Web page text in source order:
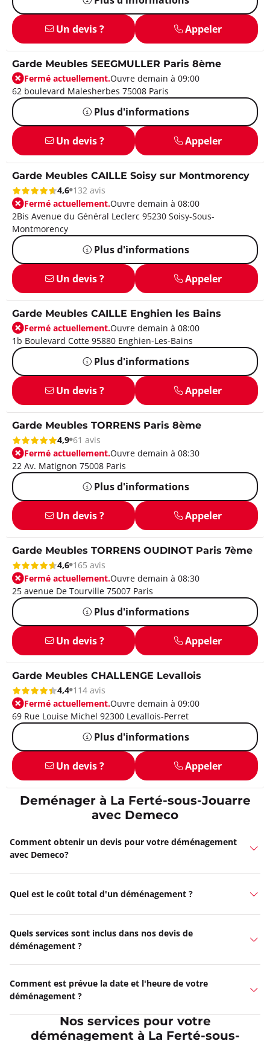
Un devis ? Appeler
Garde Meubles SEEGMULLER Paris 8ème
Fermé actuellement.Ouvre demain à 09:00
62 boulevard Malesherbes 75008 Paris
Plus d'informations
Un devis ? Appeler
Garde Meubles CAILLE Soisy sur Montmorency
4,6 132 avis
Fermé actuellement.Ouvre demain à 08:00
2Bis Avenue du Général Leclerc 95230 Soisy-Sous-
Montmorency
Plus d'informations
Un devis ? Appeler
Garde Meubles CAILLE Enghien les Bains
Fermé actuellement.Ouvre demain à 08:00
1b Boulevard Cotte 95880 Enghien-Les-Bains
Plus d'informations
Un devis ? Appeler
Garde Meubles TORRENS Paris 8ème
4,9 61 avis
Fermé actuellement.Ouvre demain à 08:30
22 Av. Matignon 75008 Paris
Plus d'informations
Un devis ? Appeler
Garde Meubles TORRENS OUDINOT Paris 7ème
4,6 165 avis
Fermé actuellement.Ouvre demain à 08:30
25 avenue De Tourville 75007 Paris
Plus d'informations
Un devis ? Appeler
Garde Meubles CHALLENGE Levallois
4,4 114 avis
Fermé actuellement.Ouvre demain à 09:00
69 Rue Louise Michel 92300 Levallois-Perret
Plus d'informations
Un devis ? Appeler
Deménager à La Ferté-sous-Jouarre
avec Demeco
Comment obtenir un devis pour votre déménagement
avec Demeco?
Quel est le coût total d'un déménagement ?
Quels services sont inclus dans nos devis de
déménagement ?
Comment est prévue la date et l'heure de votre
déménagement ?
Nos services pour votre
déménagement à La Ferté-sous-